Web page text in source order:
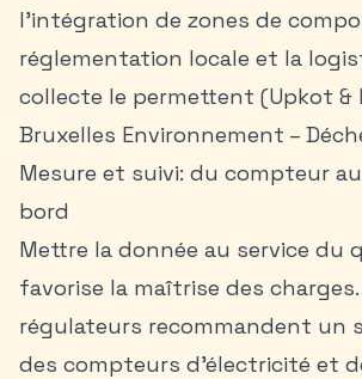
l’intégration de zones de
réglementation locale et la
collecte le permettent (Upkot &
Bruxelles Environnement –
Mesure et suivi: du compteur
bord
Mettre la donnée au service du
favorise la maîtrise des charges.
régulateurs recommandent un
des compteurs d’électricité et